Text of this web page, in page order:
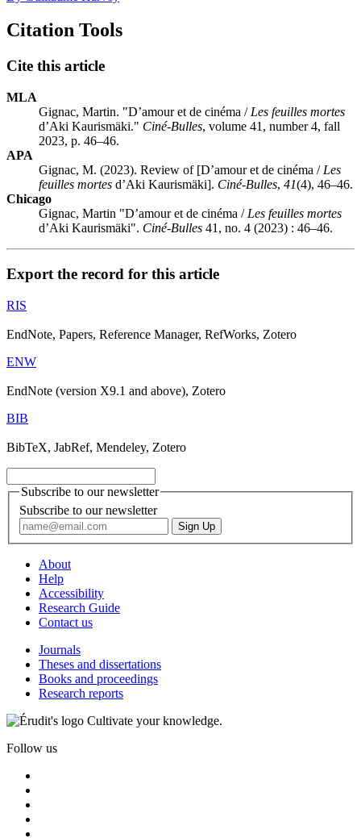
Citation Tools
Cite this article
MLA
Gignac, Martin. "D’amour et de cinéma / Les feuilles mortes
d’Aki Kaurismäki." Ciné-Bulles, volume 41, number 4, fall
2023, p. 46–46.
APA
Gignac, M. (2023). Review of [D’amour et de cinéma / Les
feuilles mortes d’Aki Kaurismäki]. Ciné-Bulles, 41(4), 46–46.
Chicago
Gignac, Martin "D’amour et de cinéma / Les feuilles mortes
d’Aki Kaurismäki". Ciné-Bulles 41, no. 4 (2023) : 46–46.
Export the record for this article
RIS
EndNote, Papers, Reference Manager, RefWorks, Zotero
ENW
EndNote (version X9.1 and above), Zotero
BIB
BibTeX, JabRef, Mendeley, Zotero
Subscribe to our newsletter
Subscribe to our newsletter
About
Help
Accessibility
Research Guide
Contact us
Journals
Theses and dissertations
Books and proceedings
Research reports
Cultivate your knowledge.
Follow us